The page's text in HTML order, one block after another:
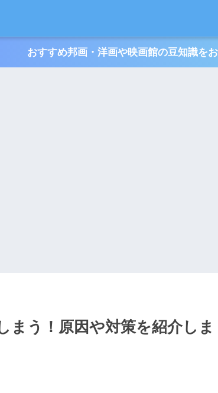
おすすめ邦画・洋画や映画館の豆知識を
まう！原因や対策を紹介しま